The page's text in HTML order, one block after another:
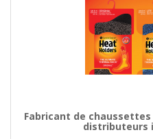
Fabricant de
distributeurs